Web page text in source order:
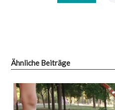
Ähnliche Beiträge